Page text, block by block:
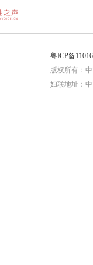
粤ICP备
版权所有：
妇联地址：